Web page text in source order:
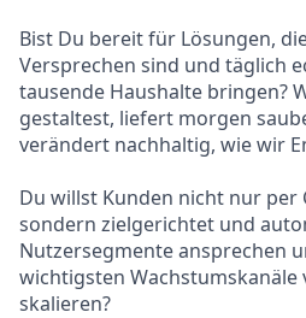
Bist Du bereit für Lösungen,
Versprechen sind und täglich
tausende Haushalte bringen?
gestaltest, liefert morgen
verändert nachhaltig, wie wir
Du willst Kunden nicht nur per
sondern zielgerichtet und
Nutzersegmente ansprechen
wichtigsten Wachstumskanäle
skalieren?